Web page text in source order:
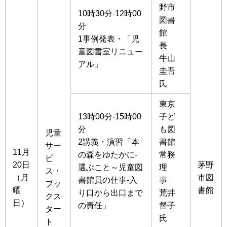
11月
20日
（月
曜
日）
児童
サー
ビ
ス・
ブッ
クス
ター
ト
10時30分-12時00
分
1事例発表・「児
童図書室リニュー
アル」
野市
図書
館
長
牛山
圭吾
氏
茅野
市図
書館
13時00分-15時00
分
2講義・演習「本
の森をゆたかに-
選ぶこと～児童図
書館員の仕事-入
り口から出口まで
の責任」
東京
子ど
も図
書館
常務
理
事
荒井
督子
氏